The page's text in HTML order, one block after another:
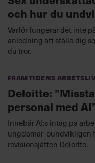
och hur du
Varför fungerar det inte
anledning att ställa dig
du tror.
Framtidens arbetsliv
Deloitte:
personal med
Innebär AI:s intåg på
ungdomar oundvikligen
revisionsjätten Deloitte.